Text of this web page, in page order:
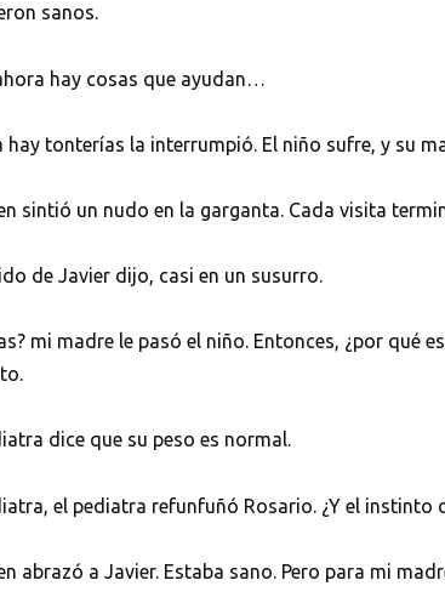
sanos.
hay cosas que ayudan…
hay tonterías la interrumpió. El niño sufre, y su
sintió un nudo en la garganta. Cada visita
de Javier dijo, casi en un susurro.
mi madre le pasó el niño. Entonces, ¿por qué
dice que su peso es normal.
el pediatra refunfuñó Rosario. ¿Y el instinto
abrazó a Javier. Estaba sano. Pero para mi